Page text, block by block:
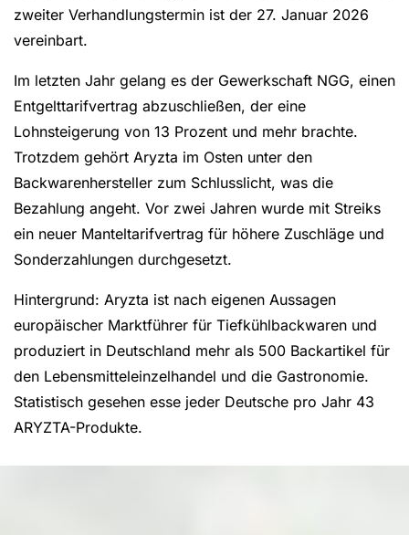
zweiter Verhandlungstermin ist der 27. Januar 2026
vereinbart.
Im letzten Jahr gelang es der Gewerkschaft NGG, einen
Entgelttarifvertrag abzuschließen, der eine
Lohnsteigerung von 13 Prozent und mehr brachte.
Trotzdem gehört Aryzta im Osten unter den
Backwarenhersteller zum Schlusslicht, was die
Bezahlung angeht. Vor zwei Jahren wurde mit Streiks
ein neuer Manteltarifvertrag für höhere Zuschläge und
Sonderzahlungen durchgesetzt.
Hintergrund: Aryzta ist nach eigenen Aussagen
europäischer Marktführer für Tiefkühlbackwaren und
produziert in Deutschland mehr als 500 Backartikel für
den Lebensmitteleinzelhandel und die Gastronomie.
Statistisch gesehen esse jeder Deutsche pro Jahr 43
ARYZTA-Produkte.